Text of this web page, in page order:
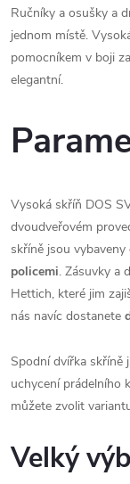
Ručníky a osušky a
jednom místě.
pomocníkem v boji
elegantní.
Vysoká skříň DOS
dvoudveřovém
skříně jsou vybaveny
policemi. Zásuvky a
Hettich, které jim
nás navíc dostanete
Spodní dvířka skříně
uchycení prádelního
můžete zvolit
Velký